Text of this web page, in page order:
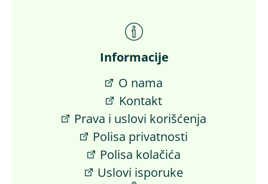
Informacije
O nama
Kontakt
Prava i uslovi korišćenja
Polisa privatnosti
Polisa kolačića
Uslovi isporuke